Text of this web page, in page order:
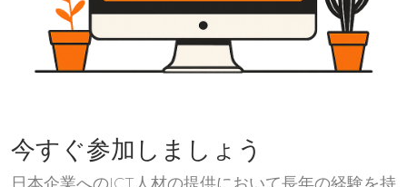
今すぐ参加しましょう
日本企業へのICT人材の提供において長年の経験を持